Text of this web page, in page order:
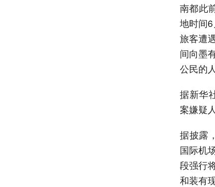
南都此
地时间
旅客遭
间向墨
公民的
据新华
案嫌疑
据披露
国际机
段强行
和装有